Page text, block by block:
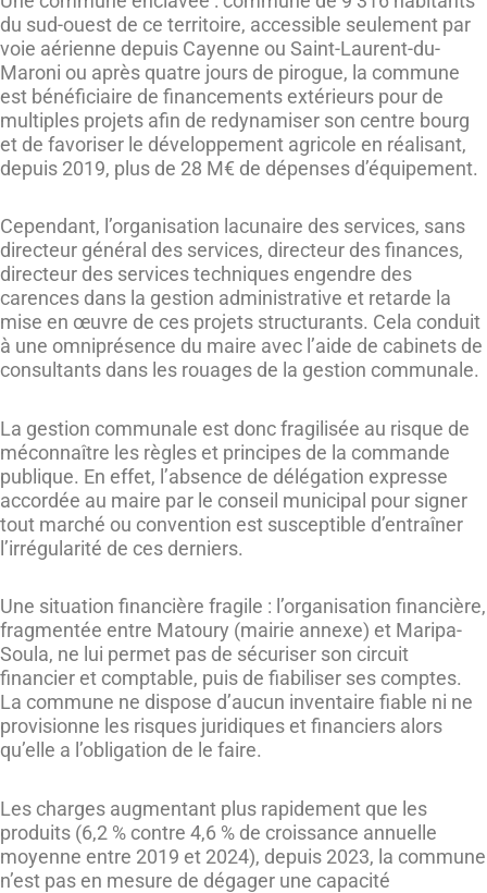
du sud-ouest de ce territoire, accessible seulement par
voie aérienne depuis Cayenne ou Saint-Laurent-du-
Maroni ou après quatre jours de pirogue, la commune
est bénéficiaire de financements extérieurs pour de
multiples projets afin de redynamiser son centre bourg
et de favoriser le développement agricole en réalisant,
depuis 2019, plus de 28 M€ de dépenses d’équipement.
Cependant, l’organisation lacunaire des services, sans
directeur général des services, directeur des finances,
directeur des services techniques engendre des
carences dans la gestion administrative et retarde la
mise en œuvre de ces projets structurants. Cela conduit
à une omniprésence du maire avec l’aide de cabinets de
consultants dans les rouages de la gestion communale.
La gestion communale est donc fragilisée au risque de
méconnaître les règles et principes de la commande
publique. En effet, l’absence de délégation expresse
accordée au maire par le conseil municipal pour signer
tout marché ou convention est susceptible d’entraîner
l’irrégularité de ces derniers.
Une situation financière fragile : l’organisation financière,
fragmentée entre Matoury (mairie annexe) et Maripa-
Soula, ne lui permet pas de sécuriser son circuit
financier et comptable, puis de fiabiliser ses comptes.
La commune ne dispose d’aucun inventaire fiable ni ne
provisionne les risques juridiques et financiers alors
qu’elle a l’obligation de le faire.
Les charges augmentant plus rapidement que les
produits (6,2 % contre 4,6 % de croissance annuelle
moyenne entre 2019 et 2024), depuis 2023, la commune
n’est pas en mesure de dégager une capacité